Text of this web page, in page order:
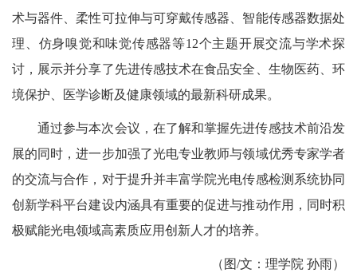
术与器件、柔性可拉伸与可穿戴传感器、智能传感器数据处
理、仿身嗅觉和味觉传感器等12个主题开展交流与学术探
讨，展示并分享了先进传感技术在食品安全、生物医药、环
境保护、医学诊断及健康领域的最新科研成果。
通过参与本次会议，在了解和掌握先进传感技术前沿发
展的同时，进一步加强了光电专业教师与领域优秀专家学者
的交流与合作，对于提升并丰富学院光电传感检测系统协同
创新学科平台建设内涵具有重要的促进与推动作用，同时积
极赋能光电领域高素质应用创新人才的培养。
（图/文：理学院 孙雨）